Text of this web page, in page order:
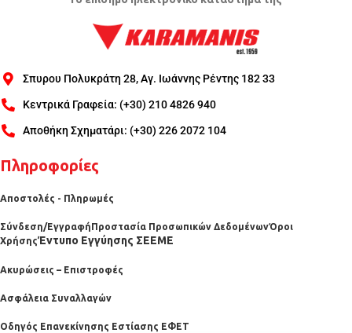
Σπυρου Πολυκράτη 28, Αγ. Ιωάννης Ρέντης 182 33
Κεντρικά Γραφεία: (+30) 210 4826 940
Αποθήκη Σχηματάρι: (+30) 226 2072 104
Πληροφορίες
Αποστολές - Πληρωμές
Σύνδεση/Εγγραφή Προστασία Προσωπικών ΔεδομένωνΌροι
ΧρήσηςΈντυπο Εγγύησης ΣΕΕΜΕ
Ακυρώσεις – Επιστροφές
Ασφάλεια Συναλλαγών
Οδηγός Επανεκίνησης Εστίασης ΕΦΕΤ